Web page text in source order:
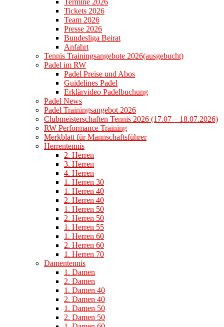
Termine 2026
Tickets 2026
Team 2026
Presse 2026
Bundesliga Beirat
Anfahrt
Tennis Trainingsangebote 2026(ausgebucht)
Padel im RW
Padel Preise und Abos
Guidelines Padel
Erklärvideo Padelbuchung
Padel News
Padel Trainingsangebot 2026
Clubmeisterschaften Tennis 2026 (17.07 – 18.07.2026)
RW Performance Training
Merkblatt für Mannschaftsführer
Herrentennis
2. Herren
3. Herren
4. Herren
1. Herren 30
1. Herren 40
2. Herren 40
1. Herren 50
2. Herren 50
1. Herren 55
1. Herren 60
2. Herren 60
1. Herren 70
Damentennis
1. Damen
2. Damen
1. Damen 40
2. Damen 40
1. Damen 50
2. Damen 50